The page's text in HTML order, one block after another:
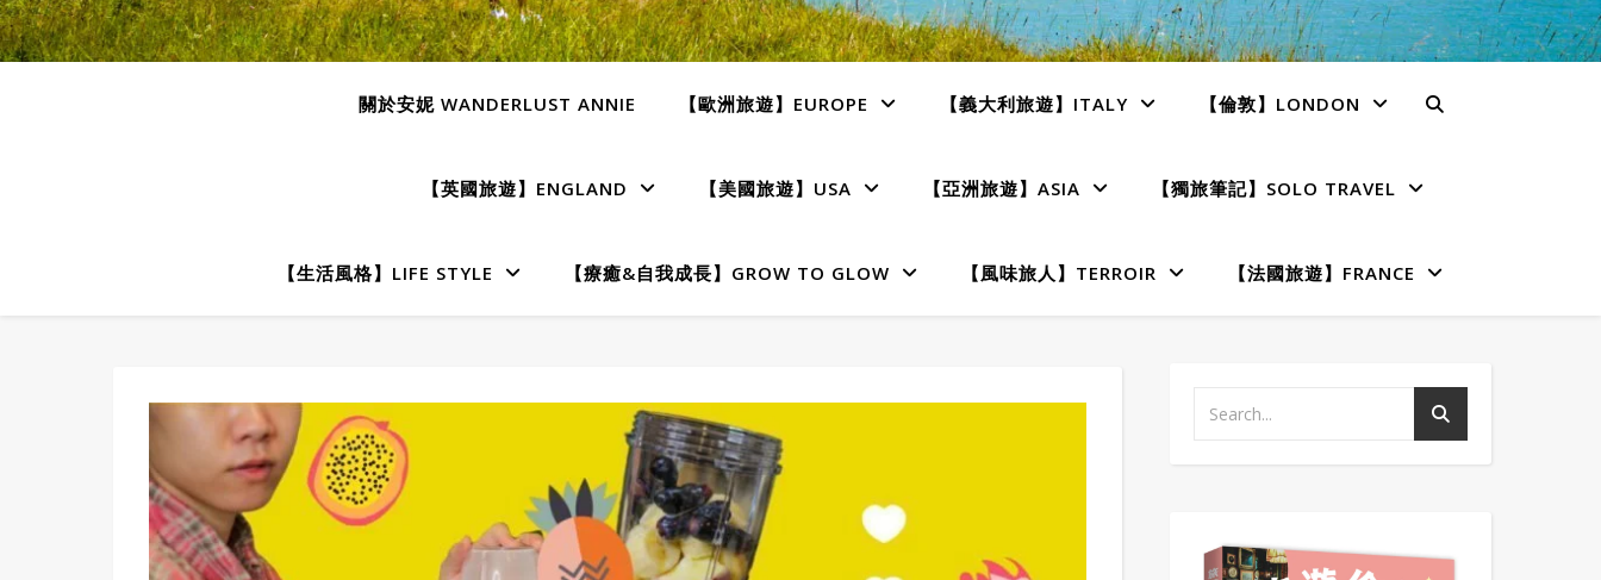
關於安妮 WANDERLUST ANNIE 【歐洲旅遊】EUROPE 【義大利旅遊】ITALY 【倫敦】LONDON
【英國旅遊】ENGLAND 【美國旅遊】USA 【亞洲旅遊】ASIA 【獨旅筆記】SOLO TRAVEL
【生活風格】LIFE STYLE 【療癒&自我成長】GROW TO GLOW 【風味旅人】TERROIR 【法國旅遊】FRANCE